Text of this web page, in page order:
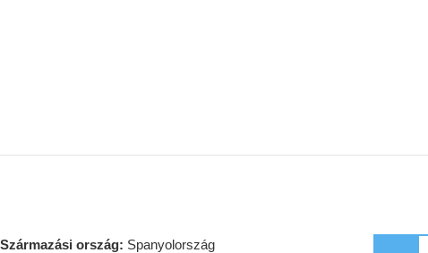
Származási ország: Spanyolország